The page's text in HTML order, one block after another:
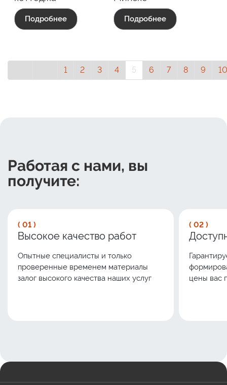
Подробнее Подробнее
1 2 3 4 5 6 7 8 9 10
Работая с нами, вы
получите:
( 01 )
Высокое качество работ
Опытные специалисты и только
проверенные временем материалы
залог высокого качества наших услуг
( 02 )
цены вас